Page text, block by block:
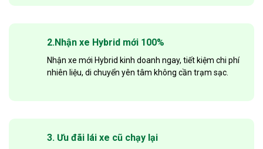
2.Nhận xe Hybrid mới 100%
Nhận xe mới Hybrid kinh doanh ngay, tiết kiệm chi phí
nhiên liệu, di chuyển yên tâm không cần trạm sạc.
3. Ưu đãi lái xe cũ chạy lại